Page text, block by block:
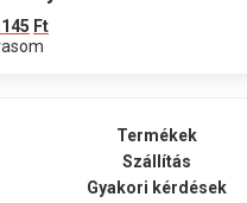
Ft
Termékek
Szállítás
Gyakori kérdések